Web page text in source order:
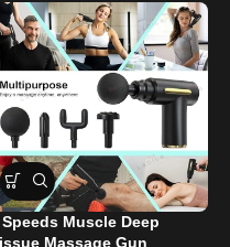
Muscle Deep
Massage Gun